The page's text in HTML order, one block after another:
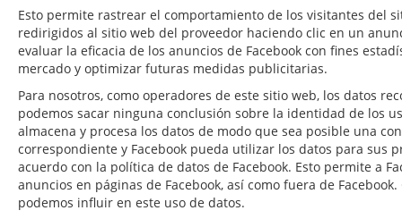
Esto permite rastrear el comportamiento de los visitantes del
redirigidos al sitio web del proveedor haciendo clic en un
evaluar la eficacia de los anuncios de Facebook con fines
mercado y optimizar futuras medidas publicitarias.
Para nosotros, como operadores de este sitio web, los datos
podemos sacar ninguna conclusión sobre la identidad de los
almacena y procesa los datos de modo que sea posible una
correspondiente y Facebook pueda utilizar los datos para sus
acuerdo con la política de datos de Facebook. Esto permite a
anuncios en páginas de Facebook, así como fuera de
podemos influir en este uso de datos.